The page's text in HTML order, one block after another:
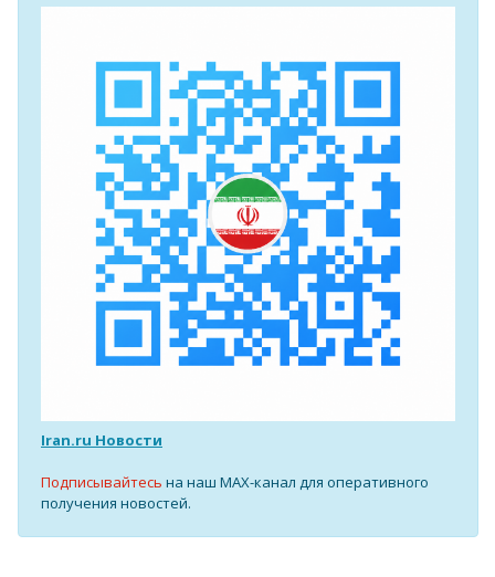
Iran.ru Новости
Подписывайтесь на наш MAX-канал для оперативного
получения новостей.